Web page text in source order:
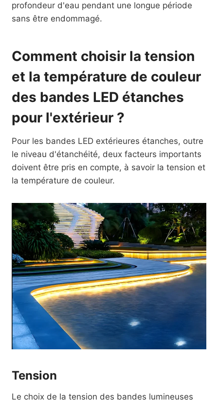
profondeur d'eau pendant une longue période
sans être endommagé.
Comment choisir la tension
et la température de couleur
des bandes LED étanches
pour l'extérieur ?
Pour les bandes LED extérieures étanches, outre
le niveau d'étanchéité, deux facteurs importants
doivent être pris en compte, à savoir la tension et
la température de couleur.
Tension
Le choix de la tension des bandes lumineuses